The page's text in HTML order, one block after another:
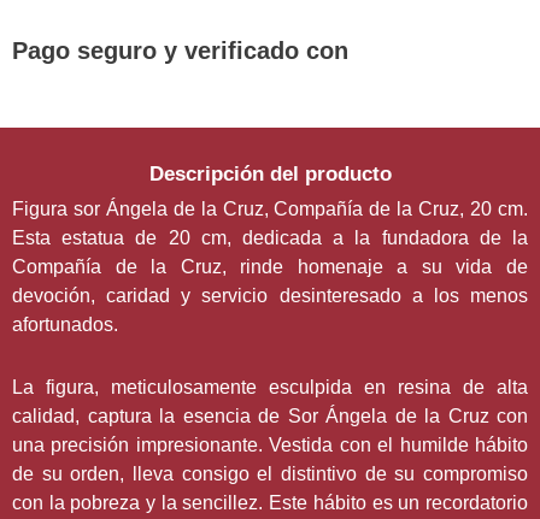
Pago seguro y verificado con
Descripción del producto
Figura sor Ángela de la Cruz, Compañía de la Cruz, 20 cm.
Esta estatua de 20 cm, dedicada a la fundadora de la
Compañía de la Cruz, rinde homenaje a su vida de
devoción, caridad y servicio desinteresado a los menos
afortunados.
La figura, meticulosamente esculpida en resina de alta
calidad, captura la esencia de Sor Ángela de la Cruz con
una precisión impresionante. Vestida con el humilde hábito
de su orden, lleva consigo el distintivo de su compromiso
con la pobreza y la sencillez. Este hábito es un recordatorio